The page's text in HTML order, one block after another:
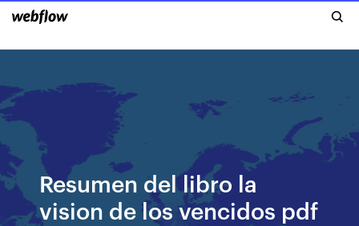
Resumen del libro la
vision de los vencidos pdf